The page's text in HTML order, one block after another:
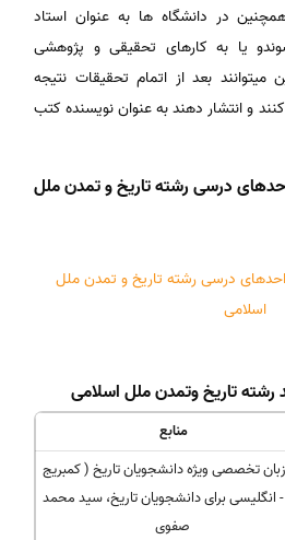
در دانشگاه ها به عنوان استاد
یا به کارهای تحقیقی و پژوهشی
بعد از اتمام تحقیقات نتیجه
و انتشار دهند به عنوان نویسنده کتب
درسی رشته تاریخ و تمدن ملل
درسی رشته تاریخ و تمدن ملل
اسلامی
رشته تاریخ وتمدن ملل اسلامی
منابع
زبان تخصصی ویژه دانشجویان تاریخ ( كمبریج
) 2 - انگلیسی برای دانشجویان تاریخ، سید محمد
صفوی